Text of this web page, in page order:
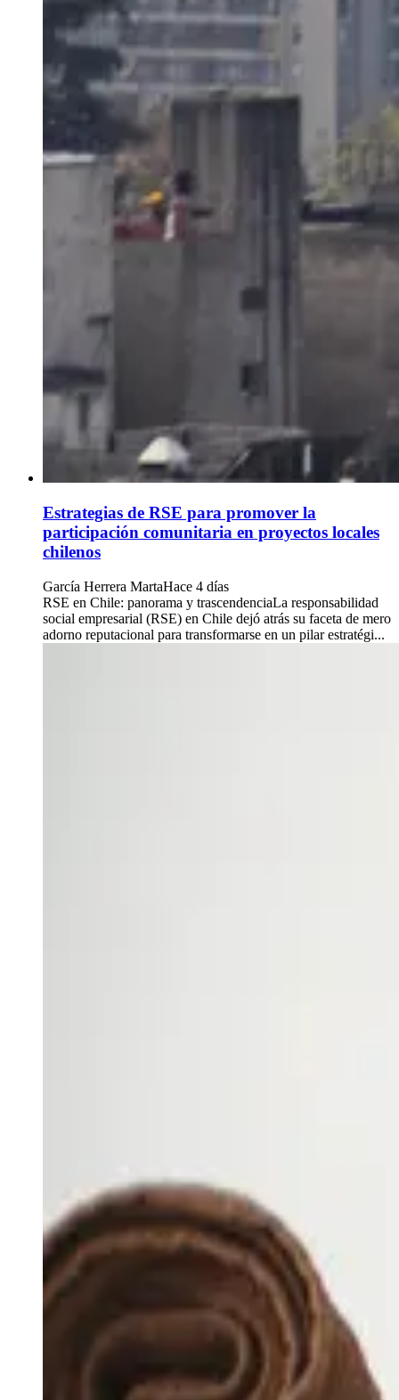
Estrategias de RSE para promover la
participación comunitaria en proyectos locales
chilenos
García Herrera MartaHace 4 días
RSE en Chile: panorama y trascendenciaLa responsabilidad
social empresarial (RSE) en Chile dejó atrás su faceta de mero
adorno reputacional para transformarse en un pilar estratégi...